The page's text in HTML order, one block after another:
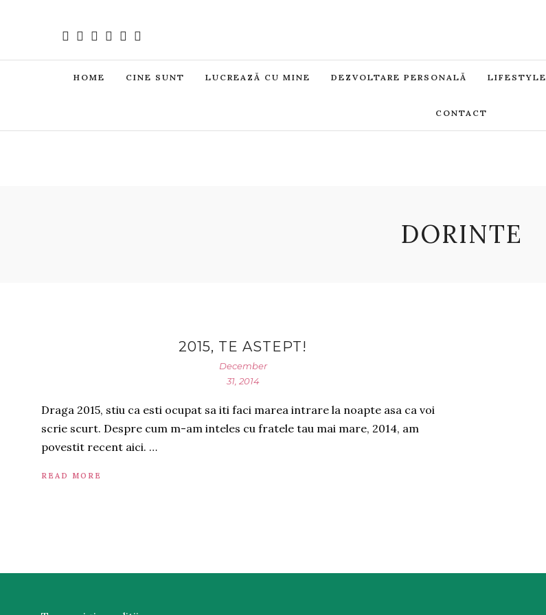
HOME CINE SUNT LUCREAZĂ CU MINE DEZVOLTARE PERSONALĂ LIFESTYLE
CONTACT
DORINTE
2015, TE ASTEPT!
December
31, 2014
Draga 2015, stiu ca esti ocupat sa iti faci marea intrare la noapte asa ca voi
scrie scurt. Despre cum m-am inteles cu fratele tau mai mare, 2014, am
povestit recent aici. …
READ MORE